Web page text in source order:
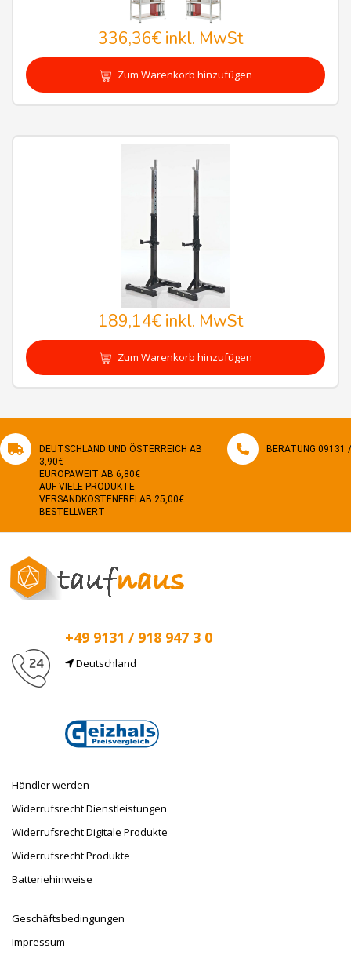
336,36€inkl. MwSt
Zum Warenkorb hinzufügen
189,14€inkl. MwSt
Zum Warenkorb hinzufügen
DEUTSCHLAND UND ÖSTERREICH AB
3,90€
EUROPAWEIT AB 6,80€
AUF VIELE PRODUKTE
VERSANDKOSTENFREI AB 25,00€
BESTELLWERT
BERATUNG 09131
+49 9131 / 918 947 3 0
Deutschland
Händler werden
Widerrufsrecht Dienstleistungen
Widerrufsrecht Digitale Produkte
Widerrufsrecht Produkte
Batteriehinweise
Geschäftsbedingungen
Impressum